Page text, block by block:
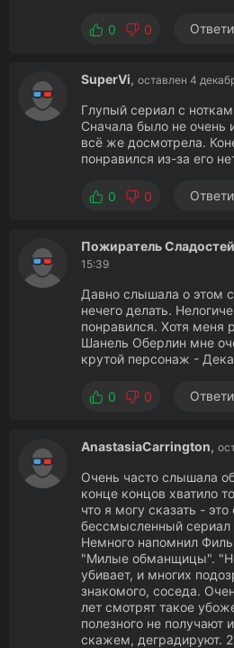
0 0
SuperVi, оставлен 4
Глупый сериал с
Сначала было не очень
всё же досмотрела.
понравился из-за его
0 0
Пожиратель Сладостей
15:39
Давно слышала о этом
нечего делать.
понравился. Хотя меня
Шанель Оберлин мне
крутой персонаж -
0 0
AnastasiaCarrington,
Очень часто слышала
конце концов хватило
что я могу сказать -
бессмысленный сериал
Немного напомнил
"Милые обманщицы".
убивает, и многих
знакомого, соседа.
лет смотрят такое
полезного не получают
скажем, деградируют. 2